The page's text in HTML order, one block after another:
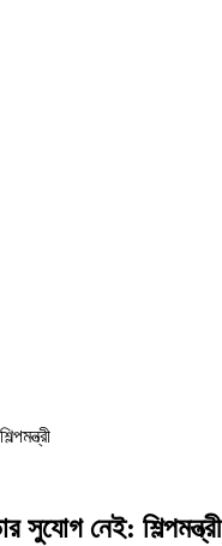
সুযোগ নেই: শিল্পমন্ত্রী